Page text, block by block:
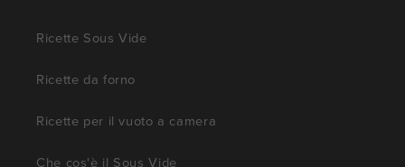
Ricette Sous Vide
Ricette da forno
Ricette per il vuoto a camera
Che cos'è il Sous Vide